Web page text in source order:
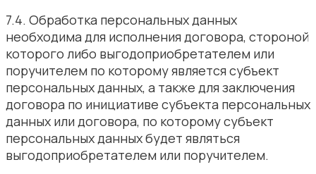
7.4. Обработка персональных данных
необходима для исполнения договора, стороной
которого либо выгодоприобретателем или
поручителем по которому является субъект
персональных данных, а также для заключения
договора по инициативе субъекта персональных
данных или договора, по которому субъект
персональных данных будет являться
выгодоприобретателем или поручителем.